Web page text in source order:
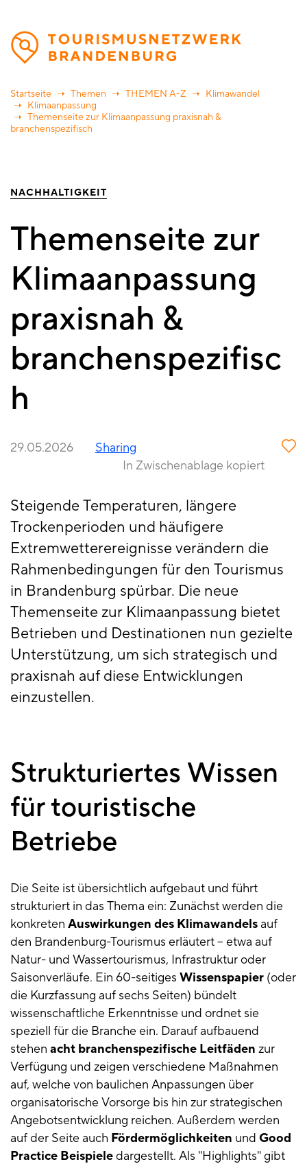
Direkt
zum
Inhalt
Startseite Themen THEMEN A-Z
Klimawandel
Klimaanpassung
Themenseite zur Klimaanpassung praxisnah &
branchenspezifisch
NACHHALTIGKEIT
Themenseite zur
Klimaanpassung
praxisnah &
branchenspezifisc
h
29.05.2026
Sharing
In Zwischenablage kopiert
Steigende Temperaturen, längere
Trockenperioden und häufigere
Extremwetterereignisse verändern die
Rahmenbedingungen für den Tourismus
in Brandenburg spürbar. Die neue
Themenseite zur Klimaanpassung bietet
Betrieben und Destinationen nun gezielte
Unterstützung, um sich strategisch und
praxisnah auf diese Entwicklungen
einzustellen.
Strukturiertes Wissen
für touristische
Betriebe
Die Seite ist übersichtlich aufgebaut und führt
strukturiert in das Thema ein: Zunächst werden die
konkreten Auswirkungen des Klimawandelsauf
den Brandenburg-Tourismus erläutert – etwa auf
Natur- und Wassertourismus, Infrastruktur oder
Saisonverläufe. Ein 60-seitiges Wissenspapier (oder
die Kurzfassung auf sechs Seiten) bündelt
wissenschaftliche Erkenntnisse und ordnet sie
speziell für die Branche ein. Darauf aufbauend
stehen acht branchenspezifische Leitfäden zur
Verfügung und zeigen verschiedene Maßnahmen
auf, welche von baulichen Anpassungen über
organisatorische Vorsorge bis hin zur strategischen
Angebotsentwicklung reichen. Außerdem werden
auf der Seite auch Fördermöglichkeiten und Good
Practice Beispieledargestellt. Als "Highlights" gibt